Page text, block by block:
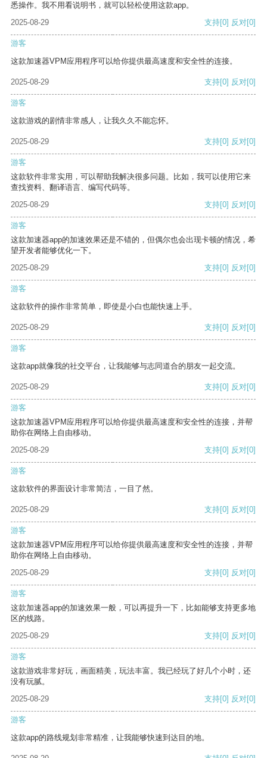
悉操作。我不用看说明书，就可以轻松使用这款app。
2025-08-29
支持[0] 反对[0]
游客
这款加速器VPM应用程序可以给你提供最高速度和安全性的连接。
2025-08-29 支持[0] 反对[0]
游客
这款游戏的剧情非常感人，让我久久不能忘怀。
2025-08-29 支持[0] 反对[0]
游客
这款软件非常实用，可以帮助我解决很多问题。比如，我可以使用它来
查找资料、翻译语言、编写代码等。
2025-08-29
支持[0] 反对[0]
游客
这款加速器app的加速效果还是不错的，但偶尔也会出现卡顿的情况，希
望开发者能够优化一下。
2025-08-29
支持[0] 反对[0]
游客
这款软件的操作非常简单，即使是小白也能快速上手。
2025-08-29 支持[0] 反对[0]
游客
这款app就像我的社交平台，让我能够与志同道合的朋友一起交流。
2025-08-29 支持[0] 反对[0]
游客
这款加速器VPM应用程序可以给你提供最高速度和安全性的连接，并帮
助你在网络上自由移动。
2025-08-29
支持[0] 反对[0]
游客
这款软件的界面设计非常简洁，一目了然。
2025-08-29 支持[0] 反对[0]
游客
这款加速器VPM应用程序可以给你提供最高速度和安全性的连接，并帮
助你在网络上自由移动。
2025-08-29
支持[0] 反对[0]
游客
这款加速器app的加速效果一般，可以再提升一下，比如能够支持更多地
区的线路。
2025-08-29
支持[0] 反对[0]
游客
这款游戏非常好玩，画面精美，玩法丰富。我已经玩了好几个小时，还
没有玩腻。
2025-08-29
支持[0] 反对[0]
游客
这款app的路线规划非常精准，让我能够快速到达目的地。